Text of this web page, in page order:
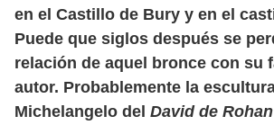
en el Castillo de Bury y en el
Puede que siglos después se
relación de aquel bronce con su
autor. Probablemente la
Michelangelo del David de Rohan